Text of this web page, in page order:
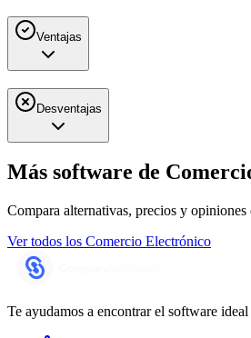
Ventajas
Desventajas
Más software de
Compara alternativas, precios y opiniones
Ver todos los Comercio Electrónico
Te ayudamos a encontrar el software ideal